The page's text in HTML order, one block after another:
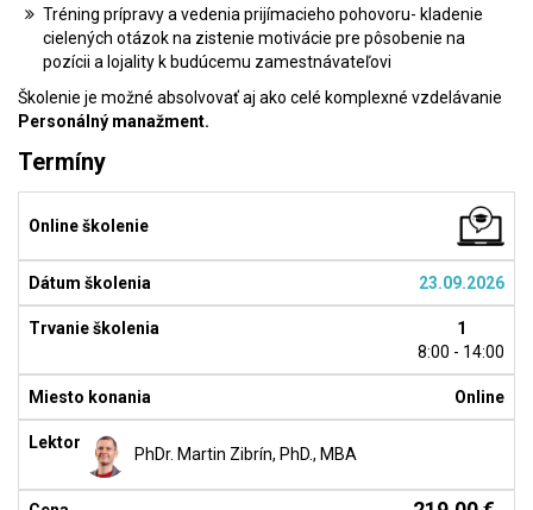
Tréning prípravy a vedenia prijímacieho pohovoru- kladenie
cielených otázok na zistenie motivácie pre pôsobenie na
pozícii a lojality k budúcemu zamestnávateľovi
Školenie je možné absolvovať aj ako celé komplexné vzdelávanie
Personálný manažment.
Termíny
23.09.2026
1
8:00 - 14:00
Online
PhDr. Martin Zibrín, PhD., MBA